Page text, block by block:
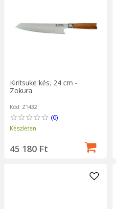
Kiritsuke kés, 24 cm -
Zokura
Kód: Z1432
(0)
Készleten
45 180 Ft